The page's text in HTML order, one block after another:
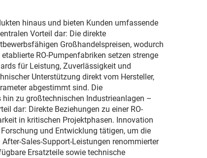
hinaus und bieten Kunden umfassende
Vorteil dar: Die direkte
Großhandelspreisen, wodurch
RO-Pumpenfabriken setzen strenge
für Leistung, Zuverlässigkeit und
Unterstützung direkt vom Hersteller,
abgestimmt sind. Die
zu großtechnischen Industrieanlagen –
dar: Direkte Beziehungen zu einer RO-
in kritischen Projektphasen. Innovation
und Entwicklung tätigen, um die
Sales-Support-Leistungen renommierter
Ersatzteile sowie technische